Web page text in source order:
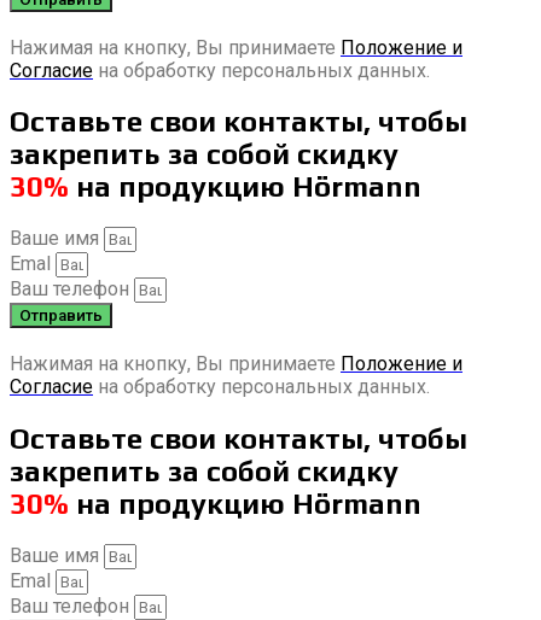
Нажимая на кнопку, Вы принимаете Положение и
Согласие на обработку персональных данных.
Оставьте свои контакты, чтобы
закрепить за собой скидку
30% на продукцию Hörmann
Ваше имя
Emal
Ваш телефон
Отправить
Нажимая на кнопку, Вы принимаете Положение и
Согласие на обработку персональных данных.
Оставьте свои контакты, чтобы
закрепить за собой скидку
30% на продукцию Hörmann
Ваше имя
Emal
Ваш телефон